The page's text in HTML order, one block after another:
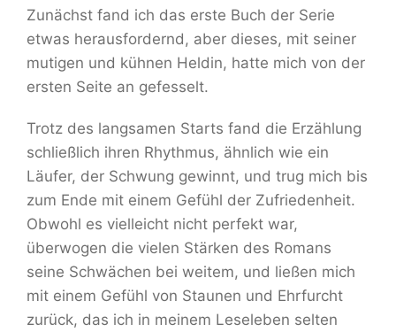
Zunächst fand ich das erste Buch der Serie
etwas herausfordernd, aber dieses, mit seiner
mutigen und kühnen Heldin, hatte mich von der
ersten Seite an gefesselt.
Trotz des langsamen Starts fand die Erzählung
schließlich ihren Rhythmus, ähnlich wie ein
Läufer, der Schwung gewinnt, und trug mich bis
zum Ende mit einem Gefühl der Zufriedenheit.
Obwohl es vielleicht nicht perfekt war,
überwogen die vielen Stärken des Romans
seine Schwächen bei weitem, und ließen mich
mit einem Gefühl von Staunen und Ehrfurcht
zurück, das ich in meinem Leseleben selten